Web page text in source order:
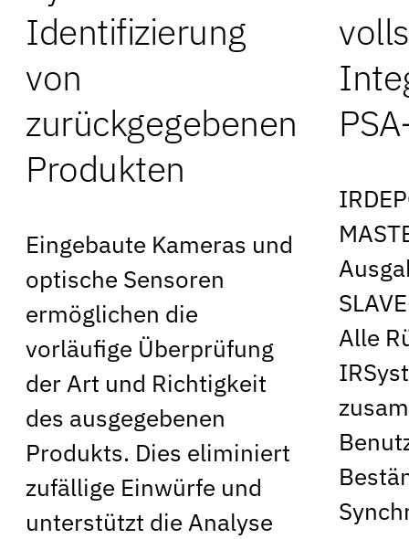
Identifizierung
von
zurückgegebenen
Produkten
Eingebaute Kameras und
optische Sensoren
ermöglichen die
vorläufige Überprüfung
der Art und Richtigkeit
des ausgegebenen
Produkts. Dies eliminiert
zufällige Einwürfe und
unterstützt die Analyse
Alle